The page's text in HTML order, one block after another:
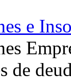
e
de